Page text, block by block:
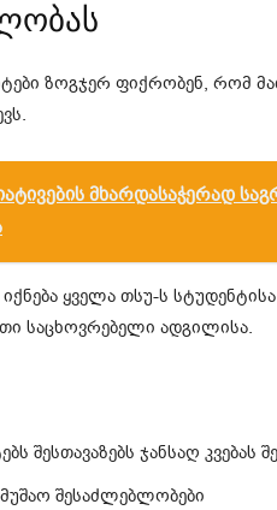
ზოგჯერ ფიქრობენ, რომ
მხარდასაჭერად
ყველა თსუ-ს
საცხოვრებელი ადგილისა.
შესთავაზებს ჯანსაღ კვებას
შესაძლებლობები